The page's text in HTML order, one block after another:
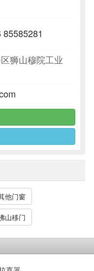
85585281
狮山穆院工业
他门窗
山移门